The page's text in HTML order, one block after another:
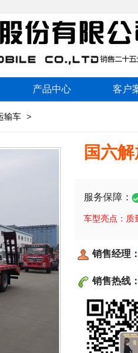
产品中心 客户
输车 >
国六
服务保障：
车型亮点：质
销售经理：
销售热线：